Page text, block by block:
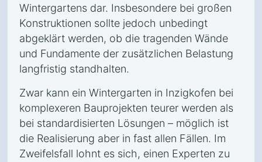
Wintergartens dar. Insbesondere bei großen
Konstruktionen sollte jedoch unbedingt
abgeklärt werden, ob die tragenden Wände
und Fundamente der zusätzlichen Belastung
langfristig standhalten.
Zwar kann ein Wintergarten in Inzigkofen bei
komplexeren Bauprojekten teurer werden als
bei standardisierten Lösungen – möglich ist
die Realisierung aber in fast allen Fällen. Im
Zweifelsfall lohnt es sich, einen Experten zu